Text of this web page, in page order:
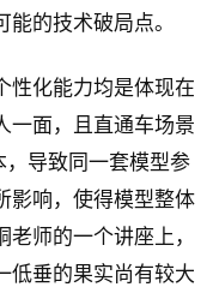
的技术破局点。
性化能力均是体现在
一面，且直通车场景
，导致同一套模型参
影响，使得模型整体
师的一个讲座上，
低垂的果实尚有较大